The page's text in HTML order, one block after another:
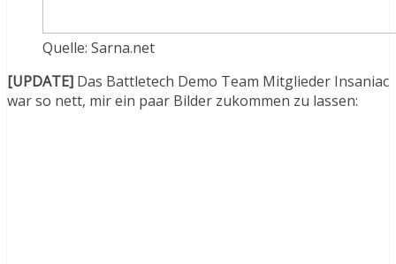
Quelle: Sarna.net
[UPDATE] Das Battletech Demo Team Mitglieder Insaniac
war so nett, mir ein paar Bilder zukommen zu lassen: